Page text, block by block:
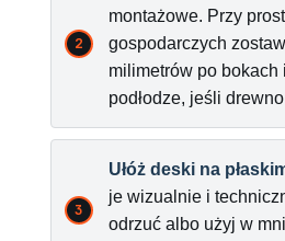
montażowe. Przy
gospodarczych
milimetrów po bokach
podłodze, jeśli
Ułóż deski na
je wizualnie i
odrzuć albo użyj w